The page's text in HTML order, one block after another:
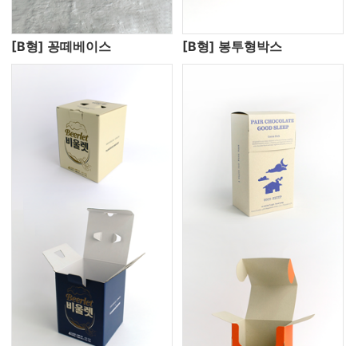
[B형] 꽁떼베이스 [B형] 봉투형박스